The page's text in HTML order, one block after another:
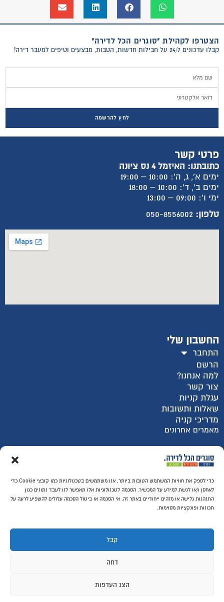
כדי לספק את חוויות המשתמש הטובות ביותר, אנו משתמשים בטכנולוגיות כמו קובצי Cookie כדי
לאחסן ו/או לגשת למידע על המכשיר. הסכמה לטכנולוגיות אלו תאפשר לנו לעבד נתונים כגון
התנהגות גלישה או מזהים ייחודיים באתר זה. אי הסכמה או ביטול הסכמה עלולים להשפיע לרעה על
תכונות ופונקציות מסוימות.
קבל
דחה
הצג העדפות
הצטרפו לקהילת "סוגרים הכל לדירה"
קבלו עדכונים 24/7 על חבילות חדשות, הטבות, מבצעים וטיפים למעבר דירה!
לחץ להרשמה
פרטי קשר
כתובתנו: האיזמל 4 נס ציונה
ימים א', ג, ה': 10:00 – 19:00
ימים ב', ד': 10:00 – 18:00
ימי ו': 09:00 – 13:00
טלפון: 050-8556002
החשבון שלי
התחבר
הרשם
למה אנחנו?
צור קשר
עגלת קניות
שאלות ותשובות
מדריכי קניה
מאמרים אחרונים
רכישה מאובטחת SSL